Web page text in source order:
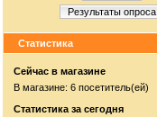
Результаты опроса
Статистика
Сейчас в магазине
В магазине: 6 посетитель(ей)
Статистика за сегодня